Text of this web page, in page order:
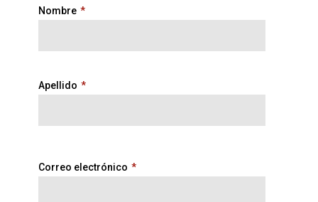
Nombre *
Apellido *
Correo electrónico *